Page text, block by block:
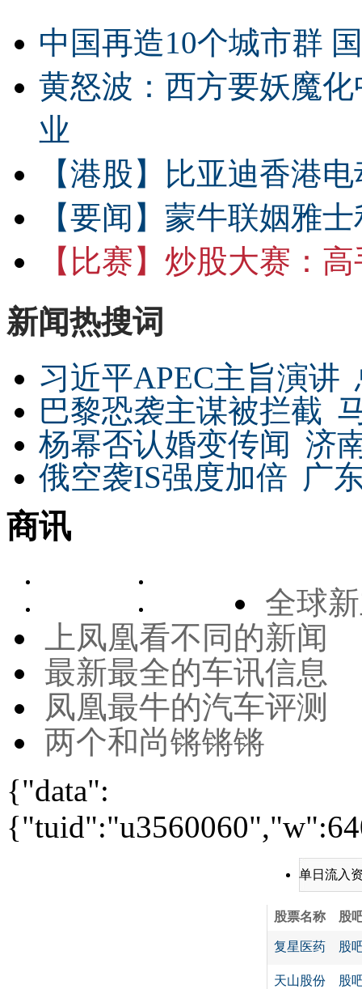
中国再造10个城市群
黄怒波：西方要妖魔
业
【港股】
比亚迪香港
【要闻】 蒙牛联姻雅
【比赛】 炒股大赛：高
新闻热搜词
习近平APEC主旨演讲
巴黎恐袭主谋被拦截
杨幂否认婚变传闻 济
俄空袭IS强度加倍 广
商讯
全球
上凤凰看不同的新闻
最新最全的车讯信息
凤凰最牛的汽车评测
两个和尚锵锵锵
{"data":
单日流入
股票名称 股
复星医药 股
天山股份 股